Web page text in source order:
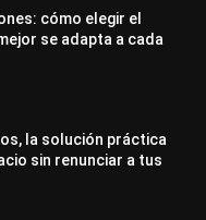
cómo elegir el
se adapta a cada
la solución práctica
sin renunciar a tus